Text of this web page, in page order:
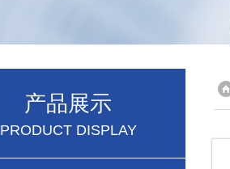
产品展示
PRODUCT DISPLAY